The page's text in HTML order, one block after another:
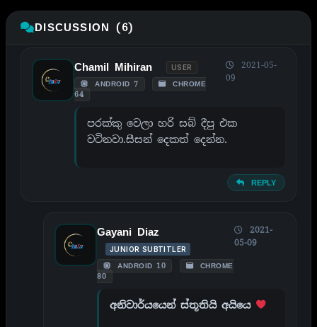
DISCUSSION (6)
Chamil Mihiran USER
ANDROID 7
CHROME
64
2021-05-
09
පරක්කු වෙලා හරි සබ් දීපු එක
වටිනවා.සීසන් දෙකත් දෙන්න.
REPLY
Gayani Diaz
JUNIOR SUBTITLER
ANDROID 10
CHROME
80
2021-
05-09
අනිවාර්යයෙන් ස්තූතියි අයියෙ